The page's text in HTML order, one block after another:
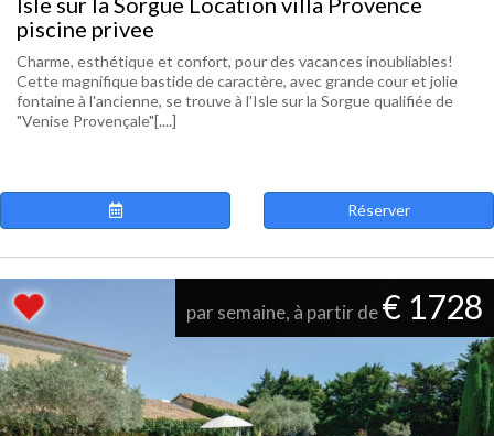
piscine privee
Charme, esthétique et confort, pour des vacances inoubliables!
Cette magnifique bastide de caractère, avec grande cour et jolie
fontaine à l'ancienne, se trouve à l'Isle sur la Sorgue qualifiée de
"Venise Provençale"[....]
Réserver
par semaine, à partir de€ 1728